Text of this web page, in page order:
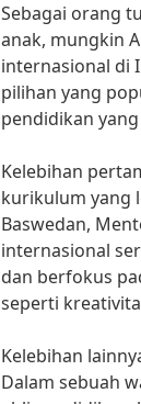
Sebagai orang
anak, mungkin
internasional di
pilihan yang
pendidikan
Kelebihan
kurikulum yang
Baswedan,
internasional
dan berfokus
seperti
Kelebihan
Dalam sebuah